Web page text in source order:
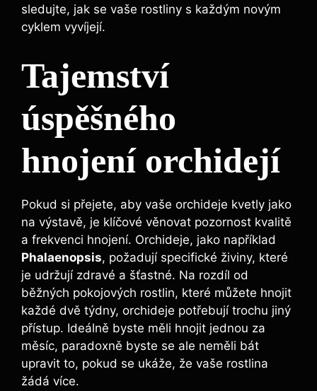
sledujte, jak se vaše ⁤rostliny ‌s‍ každým novým
⁢cyklem vyvíjejí.
Tajemství
úspěšného
hnojení orchidejí
Pokud si přejete,‌ aby vaše orchideje kvetly ⁤jako
na⁢ výstavě, je ⁤klíčové věnovat pozornost ⁣kvalitě
⁣a⁣ frekvenci hnojení. ‍Orchideje, jako například
Phalaenopsis, ​požadují specifické živiny, které⁣
je udržují zdravé⁤ a ⁤šťastné. Na rozdíl ‍od
běžných pokojových rostlin, které můžete hnojit
každé​ dvě týdny, orchideje‌ potřebují trochu jiný
přístup. Ideálně ‌byste ⁣měli hnojit jednou​ za
měsíc, paradoxně byste se ale‌ neměli bát
upravit to, pokud ⁢se ukáže, že vaše⁣ rostlina​
žádá více.